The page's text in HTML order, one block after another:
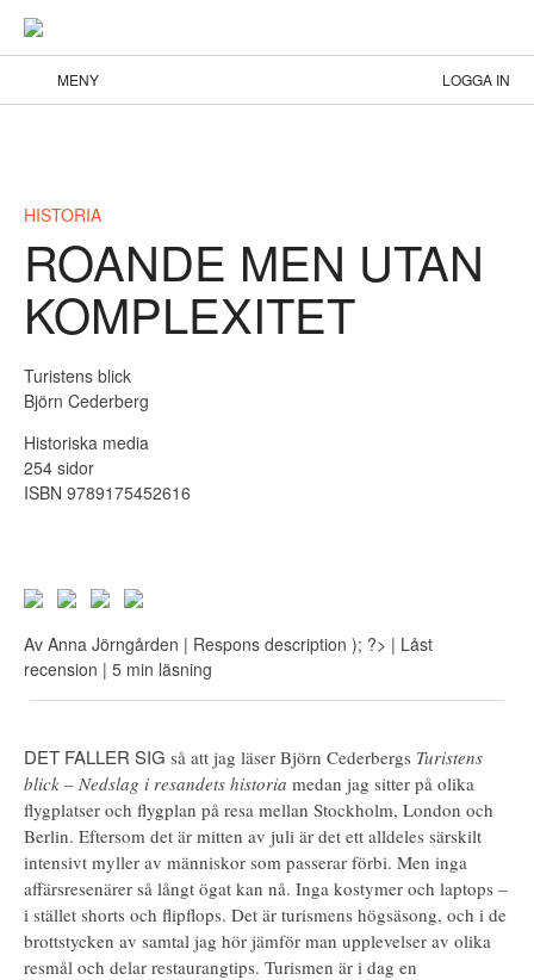
MENY LOGGA IN
HISTORIA
ROANDE MEN UTAN
KOMPLEXITET
Turistens blick
Björn Cederberg
Historiska media
254 sidor
ISBN 9789175452616
Av Anna Jörngården | Respons description ); ?> | Låst
recension | 5 min läsning
DET FALLER SIG så att jag läser Björn Cederbergs Turistens
blick – Nedslag i resandets historia medan jag sitter på olika
flygplatser och flygplan på resa mellan Stockholm, London och
Berlin. Eftersom det är mitten av juli är det ett alldeles särskilt
intensivt myller av människor som passerar förbi. Men inga
affärsresenärer så långt ögat kan nå. Inga kostymer och laptops –
i stället shorts och flipflops. Det är turismens högsäsong, och i de
brottstycken av samtal jag hör jämför man upplevelser av olika
resmål och delar restaurangtips. Turismen är i dag en